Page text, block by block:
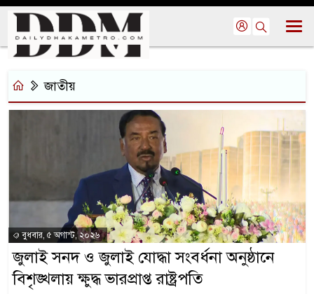
জাতীয়
বুধবার, ৫ অগাস্ট, ২০২৬
জুলাই সনদ ও জুলাই যোদ্ধা সংবর্ধনা অনুষ্ঠানে
বিশৃঙ্খলায় ক্ষুদ্ধ ভারপ্রাপ্ত রাষ্ট্রপতি